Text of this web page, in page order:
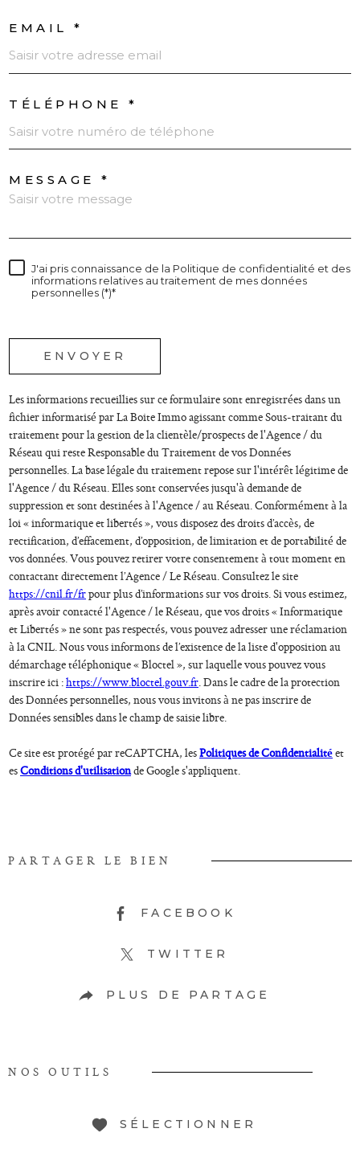
EMAIL *
TÉLÉPHONE *
MESSAGE *
J'ai pris connaissance de la Politique de confidentialité et des
informations relatives au traitement de mes données
personnelles (*)*
ENVOYER
Les informations recueillies sur ce formulaire sont enregistrées dans un
fichier informatisé par La Boite Immo agissant comme Sous-traitant du
traitement pour la gestion de la clientèle/prospects de l'Agence / du
Réseau qui reste Responsable du Traitement de vos Données
personnelles. La base légale du traitement repose sur l'intérêt légitime de
l'Agence / du Réseau. Elles sont conservées jusqu'à demande de
suppression et sont destinées à l'Agence / au Réseau. Conformément à la
loi « informatique et libertés », vous disposez des droits d’accès, de
rectification, d’effacement, d’opposition, de limitation et de portabilité de
vos données. Vous pouvez retirer votre consentement à tout moment en
contactant directement l’Agence / Le Réseau. Consultez le site
https://cnil.fr/frpour plus d’informations sur vos droits. Si vous estimez,
après avoir contacté l'Agence / le Réseau, que vos droits « Informatique
et Libertés » ne sont pas respectés, vous pouvez adresser une réclamation
à la CNIL. Nous vous informons de l’existence de la liste d'opposition au
démarchage téléphonique « Bloctel », sur laquelle vous pouvez vous
inscrire ici :https://www.bloctel.gouv.fr. Dans le cadre de la protection
des Données personnelles, nous vous invitons à ne pas inscrire de
Données sensibles dans le champ de saisie libre.
Ce site est protégé par reCAPTCHA, lesPolitiques de Confidentialitéet
esConditions d'utilisationde Google s'appliquent.
PARTAGER LE BIEN
FACEBOOK
TWITTER
PLUS DE PARTAGE
NOS OUTILS
SÉLECTIONNER